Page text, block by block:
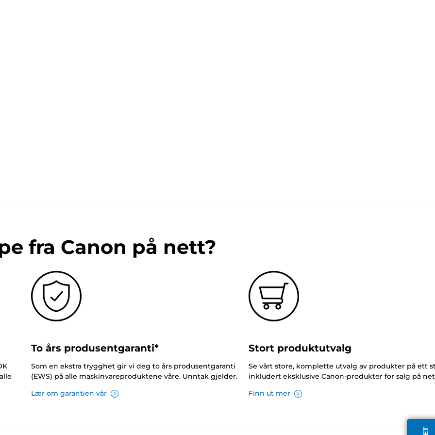
fra Canon på nett?
To års produsentgaranti*
Som en ekstra trygghet gir vi deg to års produsentgaranti
(EWS) på alle maskinvareproduktene våre. Unntak gjelder.
Lær om garantien vår
Stort produktutvalg
Se vårt store, komplette utvalg av produkter på ett
inkludert eksklusive Canon-produkter for salg på
Finn ut mer